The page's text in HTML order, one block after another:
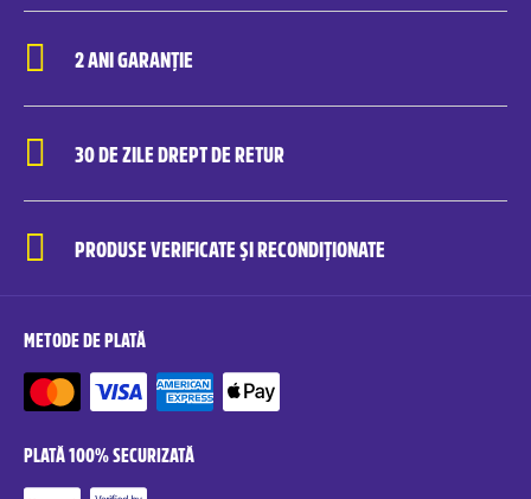
2 ANI GARANȚIE
30 DE ZILE DREPT DE RETUR
PRODUSE VERIFICATE ȘI RECONDIȚIONATE
METODE DE PLATĂ
PLATĂ 100% SECURIZATĂ